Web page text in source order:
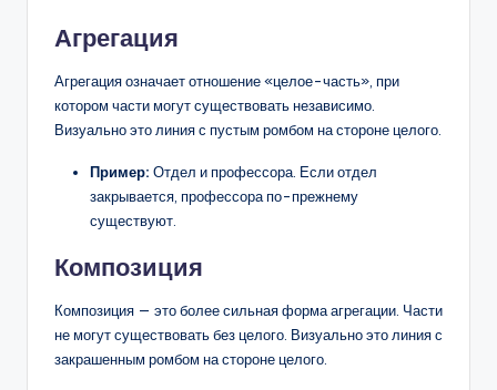
Агрегация
Агрегация означает отношение «целое-часть», при
котором части могут существовать независимо.
Визуально это линия с пустым ромбом на стороне целого.
Пример: Отдел и профессора. Если отдел
закрывается, профессора по-прежнему
существуют.
Композиция
Композиция — это более сильная форма агрегации. Части
не могут существовать без целого. Визуально это линия с
закрашенным ромбом на стороне целого.